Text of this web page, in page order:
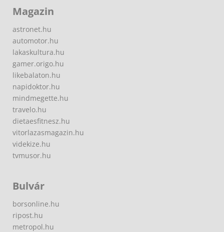
Magazin
astronet.hu
automotor.hu
lakaskultura.hu
gamer.origo.hu
likebalaton.hu
napidoktor.hu
mindmegette.hu
travelo.hu
dietaesfitnesz.hu
vitorlazasmagazin.hu
videkize.hu
tvmusor.hu
Bulvár
borsonline.hu
ripost.hu
metropol.hu